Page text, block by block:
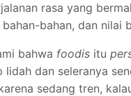
rasa yang
bahan, dan nilai
bahwa foodis itu
dan seleranya
sedang tren,